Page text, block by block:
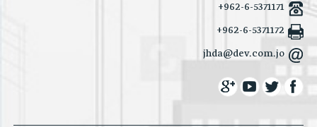
+962-6-5371171
+962-6-5371172
jhda@dev.com.jo